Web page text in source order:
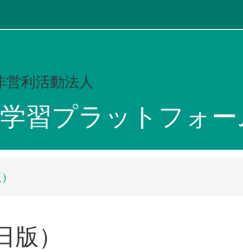
利活動法人
習プラットフォ
）